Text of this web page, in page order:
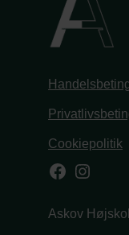
Cookiepolitik
Facebook
Askov